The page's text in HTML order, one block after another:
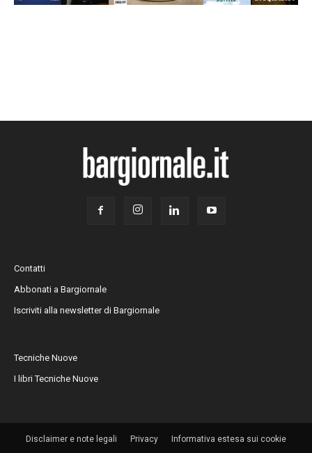
Contatti
Abbonati a Bargiornale
Iscriviti alla newsletter di Bargiornale
Tecniche Nuove
I libri Tecniche Nuove
Disclaimer e note legali Privacy Informativa estesa sui cookie